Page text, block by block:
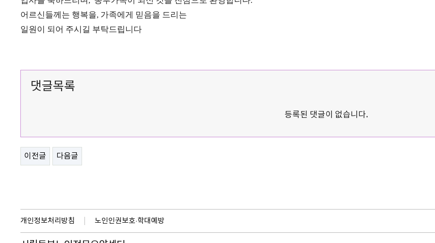
어르신들께는 행복을, 가족에게 믿음을 드리는
일원이 되어 주시길 부탁드립니다
댓글목록
등록된 댓글이 없습니다.
이전글 다음글
개인정보처리방침 노인인권보호·학대예방